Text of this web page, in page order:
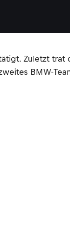
Zuletzt
BMW-